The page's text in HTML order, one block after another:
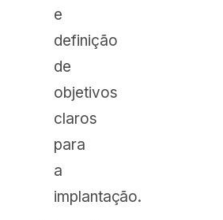
e
definição
de
objetivos
claros
para
a
implantação.